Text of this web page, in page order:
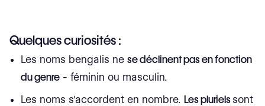
Quelques curiosités :
Les noms bengalis nese déclinent pas en fonction
du genre - féminin ou masculin.
Les noms s'accordent en nombre. Les pluriels sont